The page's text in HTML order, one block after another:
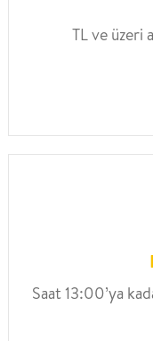
TL ve üzeri
Saat 13:00’ya